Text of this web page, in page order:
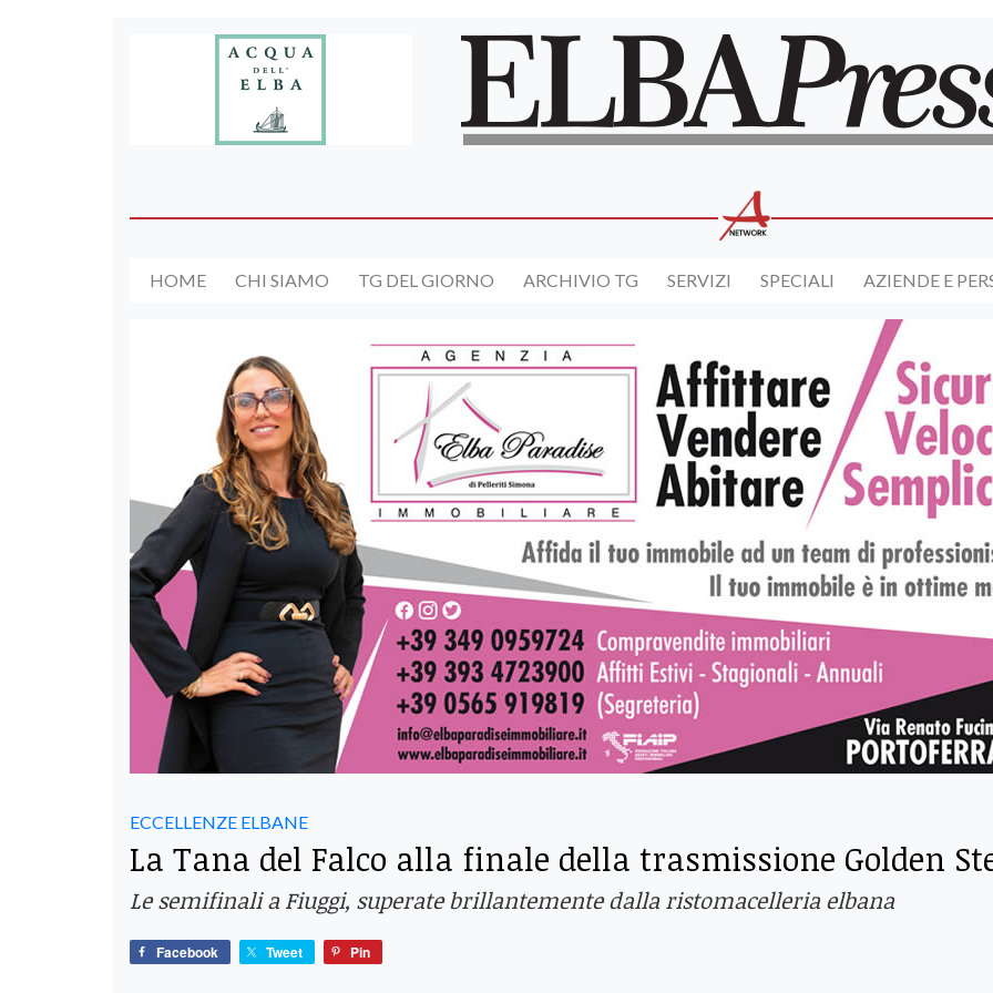
HOME CHI SIAMO TG DEL GIORNO ARCHIVIO TG SERVIZI SPECIALI AZIENDE E
ECCELLENZE ELBANE
La Tana del Falco alla finale della trasmissione Golden
Le semifinali a Fiuggi, superate brillantemente dalla ristomacelleria elbana
Facebook Tweet Pin